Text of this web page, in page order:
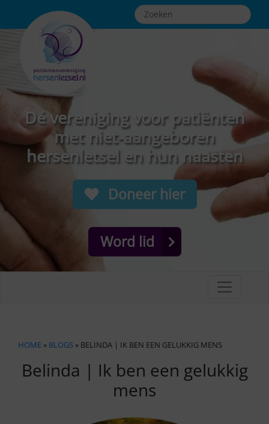
Dé vereniging voor patiënten
met niet-aangeboren
hersenletsel en hun naasten
Doneer hier
Word lid
HOME » BLOGS » BELINDA | IK BEN EEN GELUKKIG MENS
Belinda | Ik ben een gelukkig
mens